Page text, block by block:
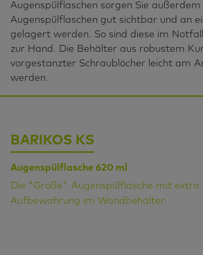
Augenspülflaschen sorgen Sie
Augenspülflaschen gut sichtbar und an
gelagert werden. So sind diese im
zur Hand. Die Behälter aus robustem
vorgestanzter Schraublöcher leicht am
werden.
BARIKOS KS
Augenspülflasche 620 ml
Die "Große". Augenspülflasche mit extra
Aufbewahrung im Wandbehälter.